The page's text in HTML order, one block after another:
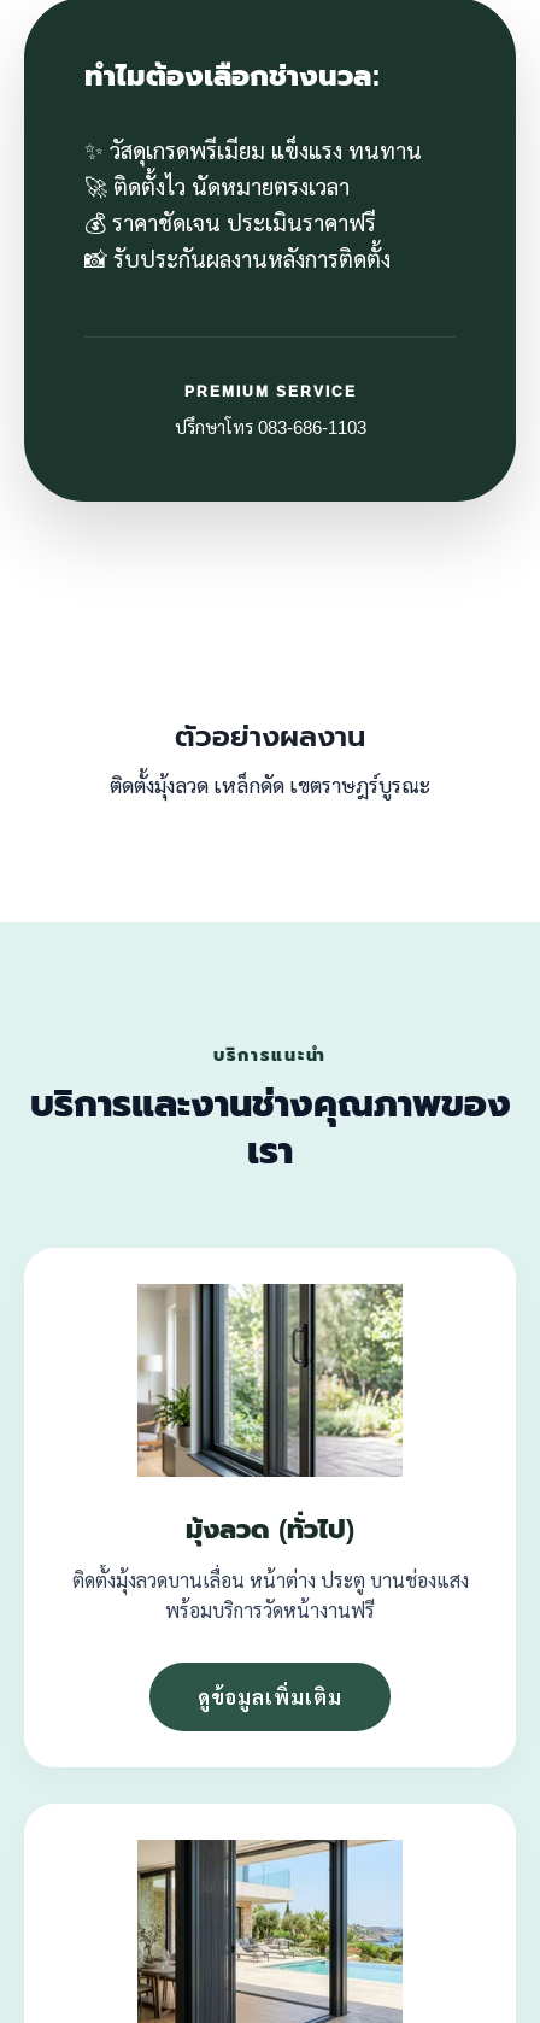
ทำไมต้องเลือกช่างนวล:
✨ วัสดุเกรดพรีเมียม แข็งแรง ทนทาน
🚀 ติดตั้งไว นัดหมายตรงเวลา
💰 ราคาชัดเจน ประเมินราคาฟรี
📸 รับประกันผลงานหลังการติดตั้ง
PREMIUM SERVICE
ปรึกษาโทร 083-686-1103
ตัวอย่างผลงาน
ติดตั้งมุ้งลวด เหล็กดัด เขตราษฎร์บูรณะ
บริการแนะนำ
บริการและงานช่างคุณภาพของ
เรา
มุ้งลวด (ทั่วไป)
ติดตั้งมุ้งลวดบานเลื่อน หน้าต่าง ประตู บานช่องแสง
พร้อมบริการวัดหน้างานฟรี
ดูข้อมูลเพิ่มเติม